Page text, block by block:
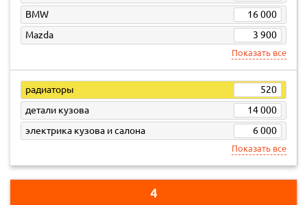
BMW
16 000
Mazda
3 900
Показать все
радиаторы
520
детали кузова
14 000
электрика кузова и салона
6 000
Показать все
4